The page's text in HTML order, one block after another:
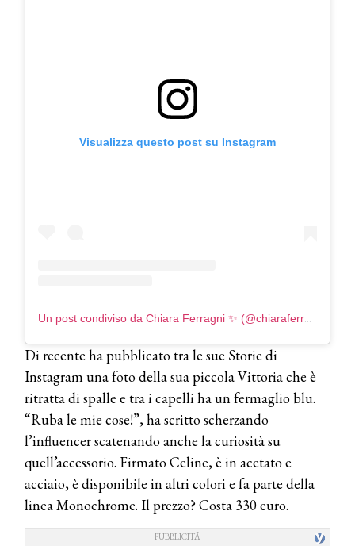
Visualizza questo post su Instagram
Un post condiviso da Chiara Ferragni ✨ (@chiaraferragni)
Di recente ha pubblicato tra le sue Storie di
Instagram una foto della sua piccola Vittoria che è
ritratta di spalle e tra i capelli ha un fermaglio blu.
“Ruba le mie cose!”, ha scritto scherzando
l’influencer scatenando anche la curiosità su
quell’accessorio. Firmato Celine, è in acetato e
acciaio, è disponibile in altri colori e fa parte della
linea Monochrome. Il prezzo? Costa 330 euro.